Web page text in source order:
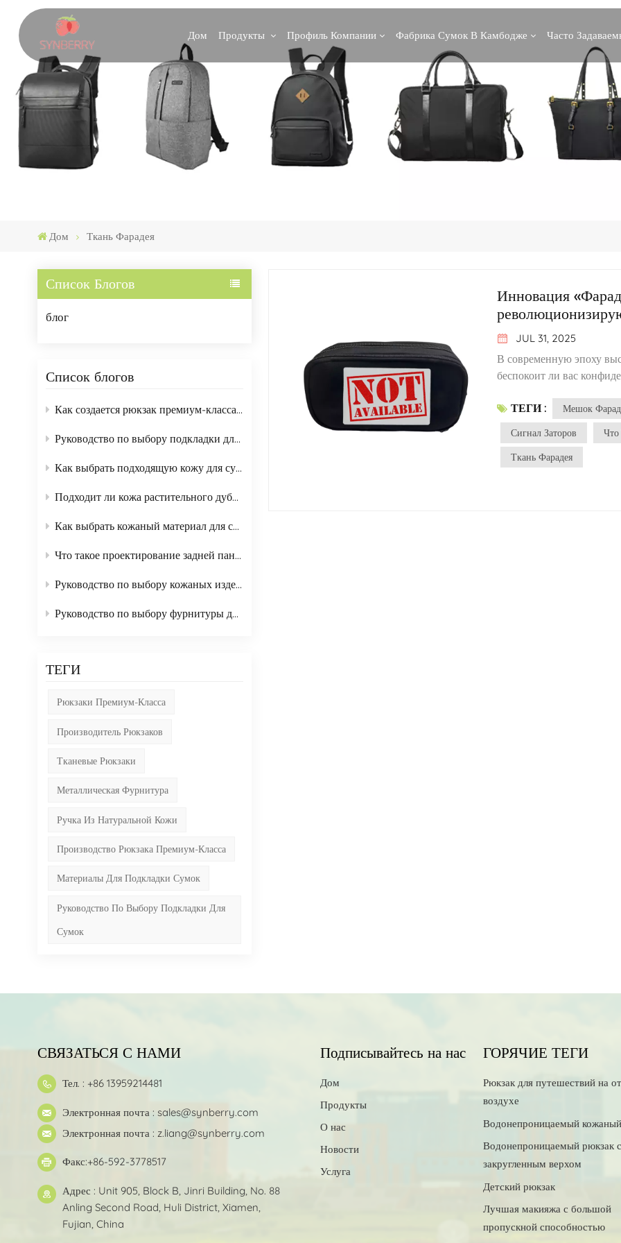
Дом Продукты Профиль Компании Фабрика Сумок В Камбодже Часто
Дом Ткань Фарадея
Список Блогов
блог
Список блогов
Как создается рюкзак премиум-класса изнутри?
Руководство по выбору подкладки для сумок: полный справочник по 16 материалам для подкладки для покупателей B2B.
Как выбрать подходящую кожу для сумок
Подходит ли кожа растительного дубления для производства сумок?
Как выбрать кожаный материал для сумок и как правильно за ними ухаживать
Что такое проектирование задней панели рюкзака?
Руководство по выбору кожаных изделий для модных сумок 2026 года.
Руководство по выбору фурнитуры для сумок от производителя.
ТЕГИ
Рюкзаки Премиум-Класса
Производитель Рюкзаков
Тканевые Рюкзаки
Металлическая Фурнитура
Ручка Из Натуральной Кожи
Производство Рюкзака Премиум-Класса
Материалы Для Подкладки Сумок
Руководство По Выбору Подкладки Для
Сумок
Инновация
JUL 31, 2025
В современную эпоху высокотехнологичных информационных технологий беспокоит ли вас конфиденциальность ваших цифровых данных? У многих вещей есть две стороны. Например, одним касанием маленькой карты можно совершить платёж, не беспокоясь о том, как деньги поступают на счёт получателя. Но беспокоились ли вы когда-нибудь, что злоумышленники могут воспользоваться этой технологией? Да, я говорю о мошенничестве с электронными картами: эти удобные бесконтактные платежи, хоть и упрощают жизнь, одновременно создают возможности для злоумышленников.Другой пример — AirTag от Apple, небольшое устройство слежения, которое взаимодействует с системой определения местоположения вашего телефона, чтобы в любой момент сообщить вам о вашем местонахождении или местонахождении ваших вещей. Это позволяет легко найти потерянные вещи, просто открыв карту. Но вопрос в том, беспокоит ли вас, что кто-то может использовать эту технологию для отслеживания вас без вашего согласия? С развитием технологий беспроводной связи потребность в эффективном электромагнитном экранировании стала как никогда актуальной. Защита данных и конфиденциальности персональных данных — насущная потребность, обуславливающая быстрый рост этого рынка. Передовая технология медно-никелевого покрытияНовейшая ткань для подавления сигналов представляет собой прорыв в технологии экранирования электромагнитных помех (ЭМП). Она тонкая и гибкая, но способна блокировать более 99% радиочастотных сигналов (мобильные телефоны, Wi-Fi, Bluetooth, RFID, NFC, UWB, AirTag и т. д.). При этом она не впитывает влагу, не выцветает и выдерживает до 100 000 циклов износа.Ткань для подавления сигналов представляет собой комбинированный материал, состоящий из волокон с медно-никелевым покрытием. Это композитный проводящий материал, получаемый путем последовательного нанесения слоев меди и никеля на поверхность волокон методом вакуумного напыления, который в настоящее время является самым передовым на рынке. Проще говоря, это гибкая металлическая ткань с корковым слоем из медно-никелевого сплава, «растущим» на поверхности волокон. Ткань лёгкая и прочная, она способна блокировать электромагнитные волны подобно металлической оболочке. Вакуумное покрытие обеспечивает этому материалу повышенную термостойкость и более стабильные экранирующие свойства.Процесс химического осаждения, используемый в производстве, позволяет покрывать каждое волокно такими материалами, как никель, что обеспечивает превосходную коррозионную стойкость и высокую экранирующую способность. Такой подход к производству обеспечивает равномерное покрытие и стабильные эксплуатационные характеристики по всей поверхности ткани.Превосходные эксплуатационные характеристикиЕго эксплуатационные преимущества в основном отражаются в следующих аспектах: Проводящие и экранирующие свойстваВысокая проводимость: слой меди обеспечивает превосходный канал для электронов, а слой никеля повышает стабильность. Синергетический эффект этих двух компонентов может значительно улучшить общую проводимость материала. Cu обеспечивает высокую проводимость, Ni – магнитную проницаемость и антиокислительный слой, образуя решетку сплава Cu₃.₈Ni, обладающую как проводимостью, так и магнитным экранированием.Эффективность электромагнитного экранирования: в диапазоне частот 0,15 МГц–20 ГГц
ТЕГИ : Мешок
Сигнал Заторов
Ткань Фарадея
СВЯЗАТЬСЯ С НАМИ
Тел. : +86 13959214481
Электронная почта : sales@synberry.com
Электронная почта : z.liang@synberry.com
Факс:+86-592-3778517
Адрес : Unit 905, Block B, Jinri Building, No. 88
Anling Second Road, Huli District, Xiamen,
Fujian, China
Подписывайтесь на нас
Дом
Продукты
О нас
Новости
Услуга
ГОРЯЧИЕ ТЕГИ
Рюкзак для путешествий на
воздухе
Водонепроницаемый
Водонепроницаемый рюкзак с
закругленным верхом
Детский рюкзак
Лучшая макияжа с большой
пропускной способностью